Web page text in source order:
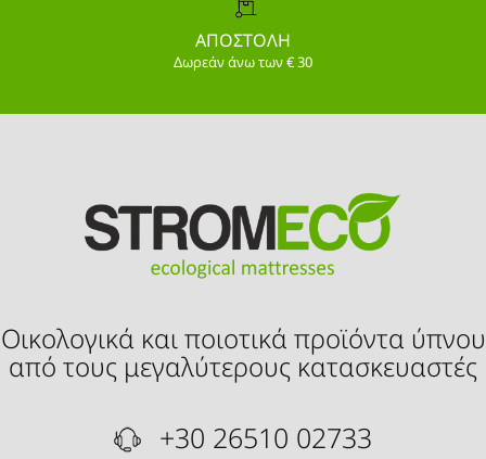
ΑΠΟΣΤΟΛΗ
Δωρεάν άνω των € 30
Οικολογικά και ποιοτικά προϊόντα ύπνου
από τους μεγαλύτερους κατασκευαστές
+30 26510 02733